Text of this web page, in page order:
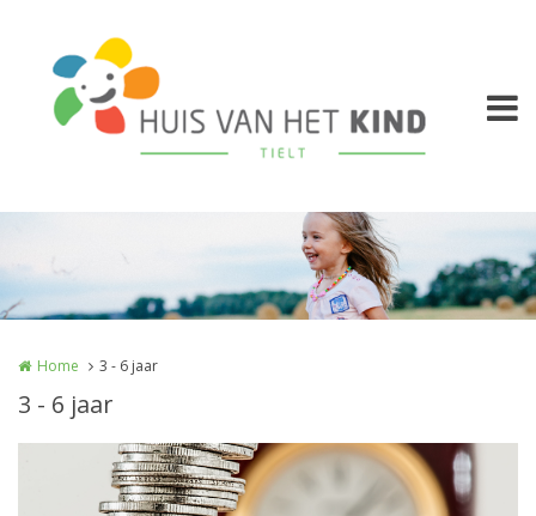
Home 3 - 6 jaar
3 - 6 jaar